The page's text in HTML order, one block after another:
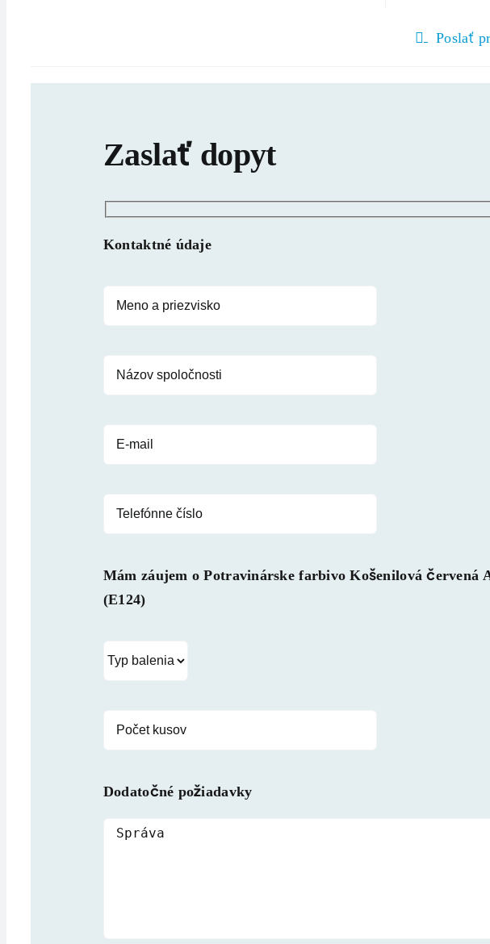
Poslať
Zaslať dopyt
Kontaktné údaje
Mám záujem oPotravinárske farbivo Košenilová červená
(E124)
Dodatočné požiadavky